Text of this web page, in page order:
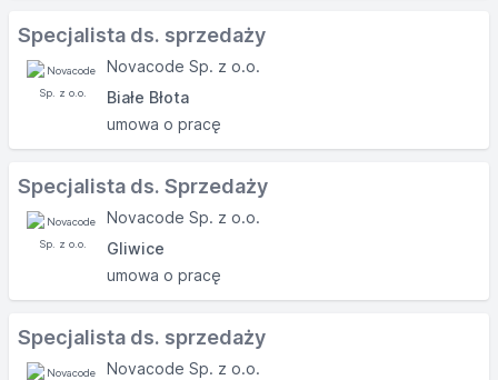
Specjalista ds. sprzedaży
Novacode Sp. z o.o.
Białe Błota
umowa o pracę
Specjalista ds. Sprzedaży
Novacode Sp. z o.o.
Gliwice
umowa o pracę
Specjalista ds. sprzedaży
Novacode Sp. z o.o.